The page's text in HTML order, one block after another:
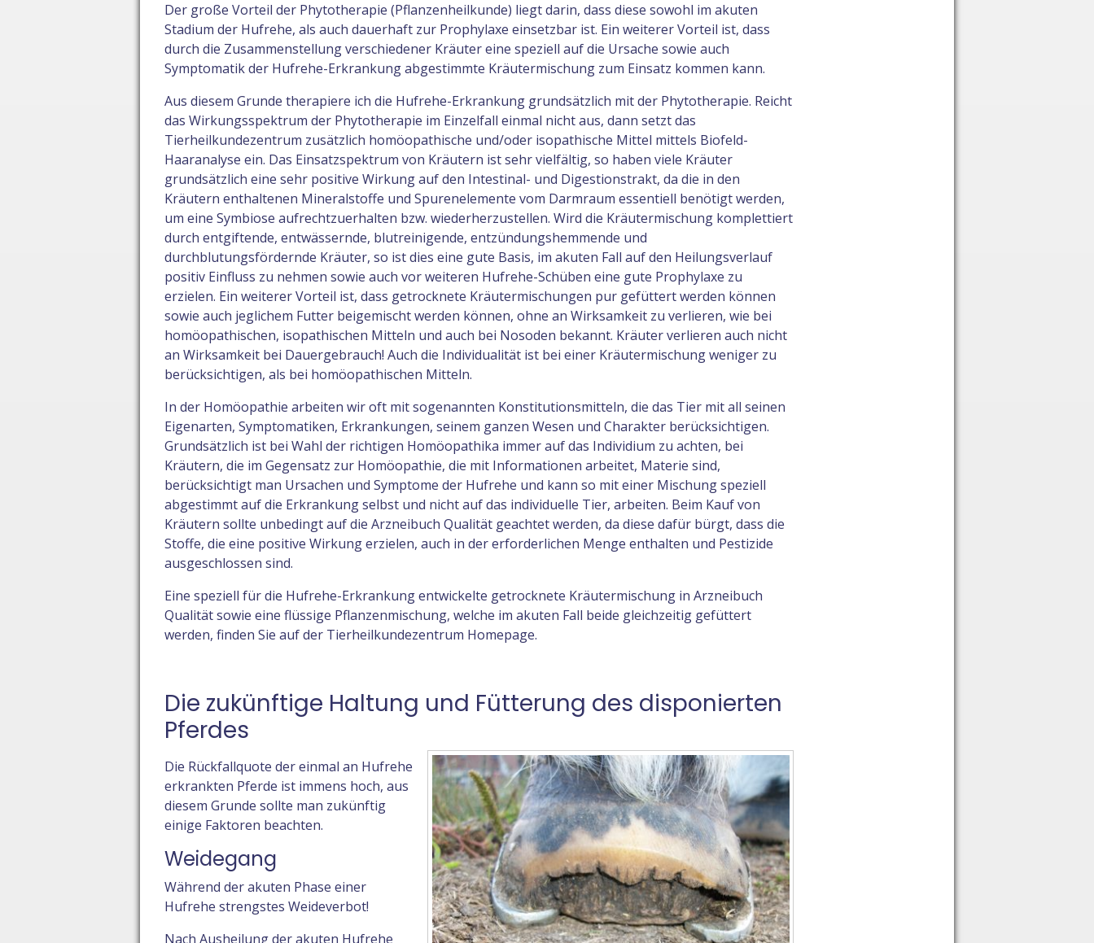
Der große Vorteil der Phytotherapie (Pflanzenheilkunde) liegt darin, dass diese sowohl im akuten
Stadium der Hufrehe, als auch dauerhaft zur Prophylaxe einsetzbar ist. Ein weiterer Vorteil ist, dass
durch die Zusammenstellung verschiedener Kräuter eine speziell auf die Ursache sowie auch
Symptomatik der Hufrehe-Erkrankung abgestimmte Kräutermischung zum Einsatz kommen kann.
Aus diesem Grunde therapiere ich die Hufrehe-Erkrankung grundsätzlich mit der Phytotherapie. Reicht
das Wirkungsspektrum der Phytotherapie im Einzelfall einmal nicht aus, dann setzt das
Tierheilkundezentrum zusätzlich homöopathische und/oder isopathische Mittel mittels Biofeld-
Haaranalyse ein. Das Einsatzspektrum von Kräutern ist sehr vielfältig, so haben viele Kräuter
grundsätzlich eine sehr positive Wirkung auf den Intestinal- und Digestionstrakt, da die in den
Kräutern enthaltenen Mineralstoffe und Spurenelemente vom Darmraum essentiell benötigt werden,
um eine Symbiose aufrechtzuerhalten bzw. wiederherzustellen. Wird die Kräutermischung komplettiert
durch entgiftende, entwässernde, blutreinigende, entzündungshemmende und
durchblutungsfördernde Kräuter, so ist dies eine gute Basis, im akuten Fall auf den Heilungsverlauf
positiv Einfluss zu nehmen sowie auch vor weiteren Hufrehe-Schüben eine gute Prophylaxe zu
erzielen. Ein weiterer Vorteil ist, dass getrocknete Kräutermischungen pur gefüttert werden können
sowie auch jeglichem Futter beigemischt werden können, ohne an Wirksamkeit zu verlieren, wie bei
homöopathischen, isopathischen Mitteln und auch bei Nosoden bekannt. Kräuter verlieren auch nicht
an Wirksamkeit bei Dauergebrauch! Auch die Individualität ist bei einer Kräutermischung weniger zu
berücksichtigen, als bei homöopathischen Mitteln.
In der Homöopathie arbeiten wir oft mit sogenannten Konstitutionsmitteln, die das Tier mit all seinen
Eigenarten, Symptomatiken, Erkrankungen, seinem ganzen Wesen und Charakter berücksichtigen.
Grundsätzlich ist bei Wahl der richtigen Homöopathika immer auf das Individium zu achten, bei
Kräutern, die im Gegensatz zur Homöopathie, die mit Informationen arbeitet, Materie sind,
berücksichtigt man Ursachen und Symptome der Hufrehe und kann so mit einer Mischung speziell
abgestimmt auf die Erkrankung selbst und nicht auf das individuelle Tier, arbeiten. Beim Kauf von
Kräutern sollte unbedingt auf die Arzneibuch Qualität geachtet werden, da diese dafür bürgt, dass die
Stoffe, die eine positive Wirkung erzielen, auch in der erforderlichen Menge enthalten und Pestizide
ausgeschlossen sind.
Eine speziell für die Hufrehe-Erkrankung entwickelte getrocknete Kräutermischung in Arzneibuch
Qualität sowie eine flüssige Pflanzenmischung, welche im akuten Fall beide gleichzeitig gefüttert
werden, finden Sie auf der Tierheilkundezentrum Homepage.
Die zukünftige Haltung und Fütterung des disponierten
Pferdes
Die Rückfallquote der einmal an Hufrehe
erkrankten Pferde ist immens hoch, aus
diesem Grunde sollte man zukünftig
einige Faktoren beachten.
Weidegang
Während der akuten Phase einer
Hufrehe strengstes Weideverbot!
Nach Ausheilung der akuten Hufrehe